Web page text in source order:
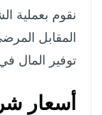
نقوم بعملية
المقابل
توفير المال في
أسعار